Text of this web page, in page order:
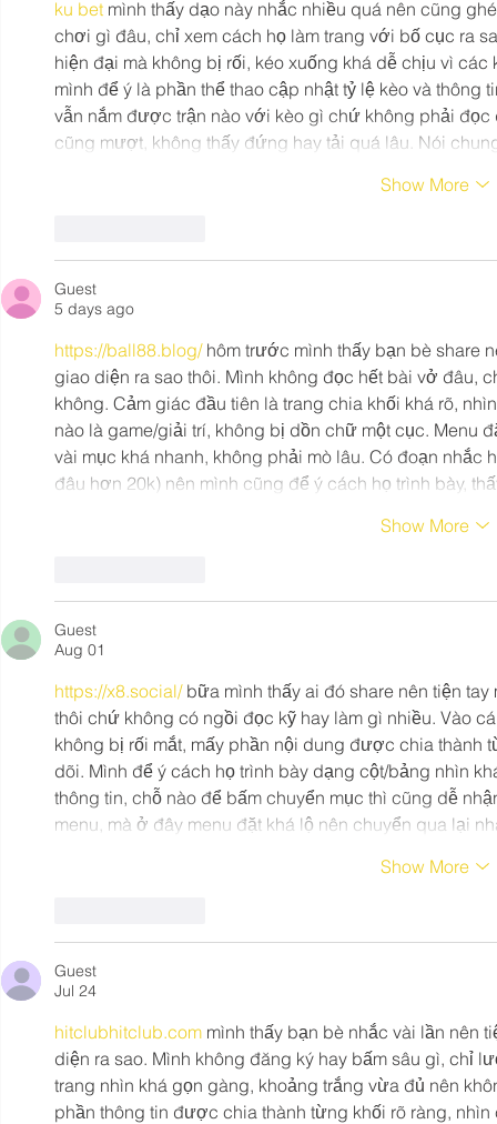
ku bet mình thấy dạo này nhắc nhiều quá nên cũng
chơi gì đâu, chỉ xem cách họ làm trang với bố cục ra
hiện đại mà không bị rối, kéo xuống khá dễ chịu vì
mình để ý là phần thể thao cập nhật tỷ lệ kèo và thông
vẫn nắm được trận nào với kèo gì chứ không phải
cũng mượt, không thấy đứng hay tải quá lâu. Nói
Show More
Guest
5 days ago
https://ball88.blog/ hôm trước mình thấy bạn bè share
giao diện ra sao thôi. Mình không đọc hết bài vở đâu,
không. Cảm giác đầu tiên là trang chia khối khá rõ,
nào là game/giải trí, không bị dồn chữ một cục. Menu
vài mục khá nhanh, không phải mò lâu. Có đoạn
đâu hơn 20k) nên mình cũng để ý cách họ trình bày,
Show More
Guest
Aug 01
https://x8.social/ bữa mình thấy ai đó share nên tiện
thôi chứ không có ngồi đọc kỹ hay làm gì nhiều. Vào
không bị rối mắt, mấy phần nội dung được chia
dõi. Mình để ý cách họ trình bày dạng cột/bảng nhìn
thông tin, chỗ nào để bấm chuyển mục thì cũng dễ
menu, mà ở đây menu đặt khá lộ nên chuyển qua lại
Show More
Guest
Jul 24
hitclubhitclub.com mình thấy bạn bè nhắc vài lần nên
diện ra sao. Mình không đăng ký hay bấm sâu gì, chỉ
trang nhìn khá gọn gàng, khoảng trắng vừa đủ nên
phần thông tin được chia thành từng khối rõ ràng,